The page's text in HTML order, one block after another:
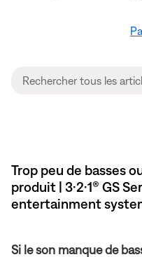
Trop peu de basses
produit | 3·2·1® GS
entertainment
Si le son manque de